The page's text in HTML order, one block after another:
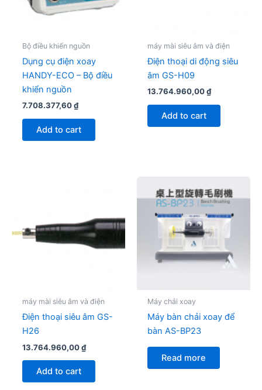
Bộ điều khiển nguồn
Dụng cụ điện xoay
HANDY-ECO – Bộ điều
khiển nguồn
7.708.377,60₫
Add to cart
máy mài siêu âm và điện
Điện thoại di động siêu
âm GS-H09
13.764.960,00₫
Add to cart
máy mài siêu âm và điện
Điện thoại siêu âm GS-
H26
13.764.960,00₫
Add to cart
Máy chải xoay
Máy bàn chải xoay để
bàn AS-BP23
Read more